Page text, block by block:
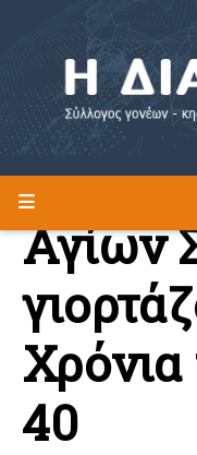
Η
Αγίων
Χρόνια
40